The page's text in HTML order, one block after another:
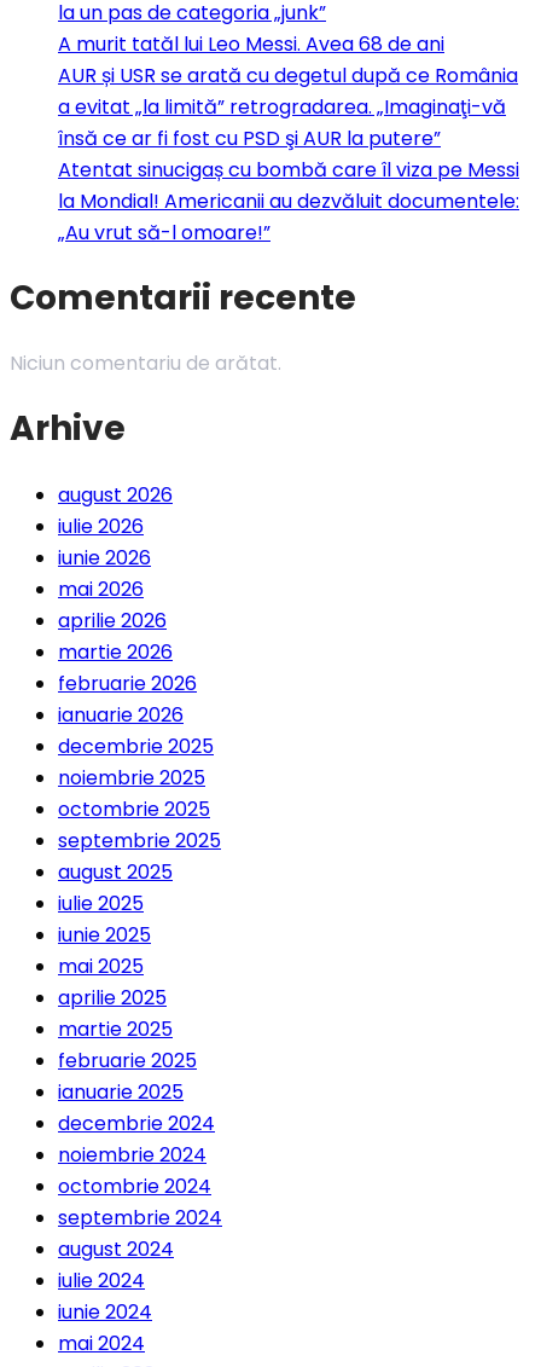
la un pas de categoria „junk”
A murit tatăl lui Leo Messi. Avea 68 de ani
AUR și USR se arată cu degetul după ce România
a evitat „la limită” retrogradarea. „Imaginaţi-vă
însă ce ar fi fost cu PSD şi AUR la putere”
Atentat sinucigaș cu bombă care îl viza pe Messi
la Mondial! Americanii au dezvăluit documentele:
„Au vrut să-l omoare!”
Comentarii recente
Niciun comentariu de arătat.
Arhive
august 2026
iulie 2026
iunie 2026
mai 2026
aprilie 2026
martie 2026
februarie 2026
ianuarie 2026
decembrie 2025
noiembrie 2025
octombrie 2025
septembrie 2025
august 2025
iulie 2025
iunie 2025
mai 2025
aprilie 2025
martie 2025
februarie 2025
ianuarie 2025
decembrie 2024
noiembrie 2024
octombrie 2024
septembrie 2024
august 2024
iulie 2024
iunie 2024
mai 2024